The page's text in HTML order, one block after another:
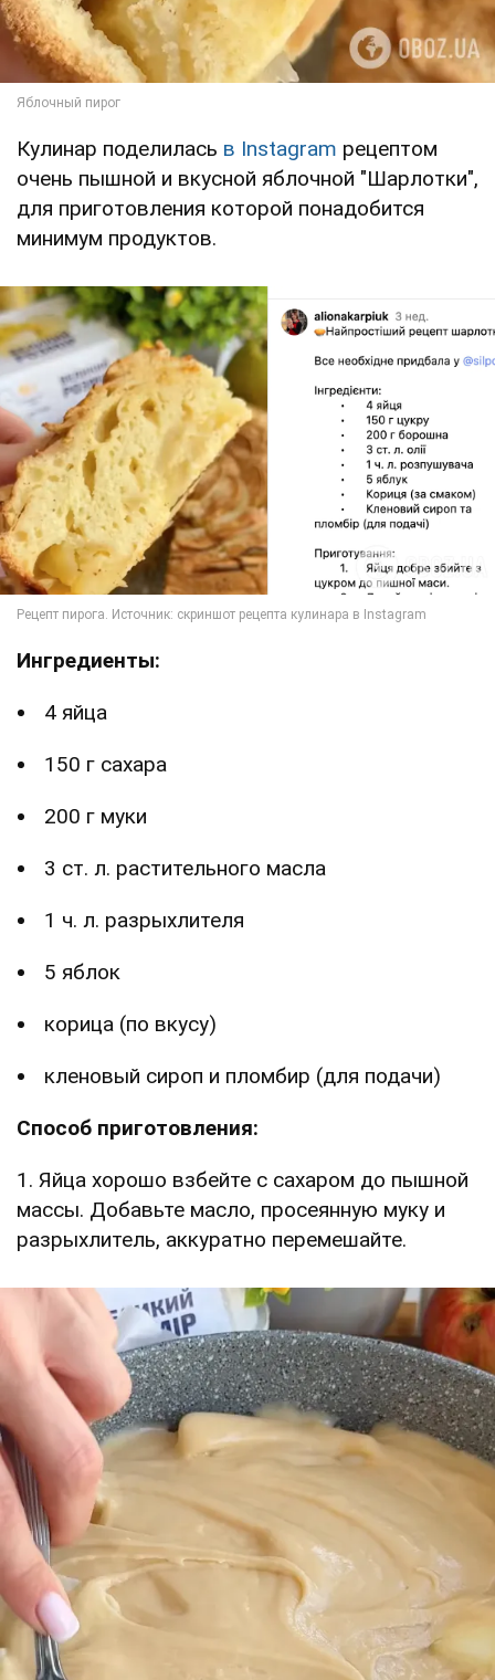
Кулинар поделилась в Instagram рецептом
очень пышной и вкусной яблочной "Шарлотки",
для приготовления которой понадобится
минимум продуктов.
Ингредиенты:
4 яйца
150 г сахара
200 г муки
3 ст. л. растительного масла
1 ч. л. разрыхлителя
5 яблок
корица (по вкусу)
кленовый сироп и пломбир (для подачи)
Способ приготовления:
1. Яйца хорошо взбейте с сахаром до пышной
массы. Добавьте масло, просеянную муку и
разрыхлитель, аккуратно перемешайте.